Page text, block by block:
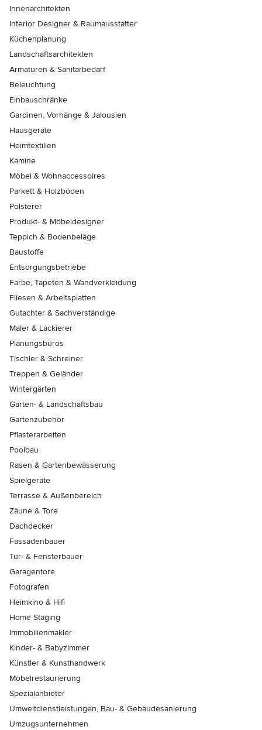
Innenarchitekten
Interior Designer & Raumausstatter
Küchenplanung
Landschaftsarchitekten
Armaturen & Sanitärbedarf
Beleuchtung
Einbauschränke
Gardinen, Vorhänge & Jalousien
Hausgeräte
Heimtextilien
Kamine
Möbel & Wohnaccessoires
Parkett & Holzböden
Polsterer
Produkt- & Möbeldesigner
Teppich & Bodenbeläge
Baustoffe
Entsorgungsbetriebe
Farbe, Tapeten & Wandverkleidung
Fliesen & Arbeitsplatten
Gutachter & Sachverständige
Maler & Lackierer
Planungsbüros
Tischler & Schreiner
Treppen & Geländer
Wintergärten
Garten- & Landschaftsbau
Gartenzubehör
Pflasterarbeiten
Poolbau
Rasen & Gartenbewässerung
Spielgeräte
Terrasse & Außenbereich
Zäune & Tore
Dachdecker
Fassadenbauer
Tür- & Fensterbauer
Garagentore
Fotografen
Heimkino & Hifi
Home Staging
Immobilienmakler
Kinder- & Babyzimmer
Künstler & Kunsthandwerk
Möbelrestaurierung
Spezialanbieter
Umweltdienstleistungen, Bau- & Gebäudesanierung
Umzugsunternehmen